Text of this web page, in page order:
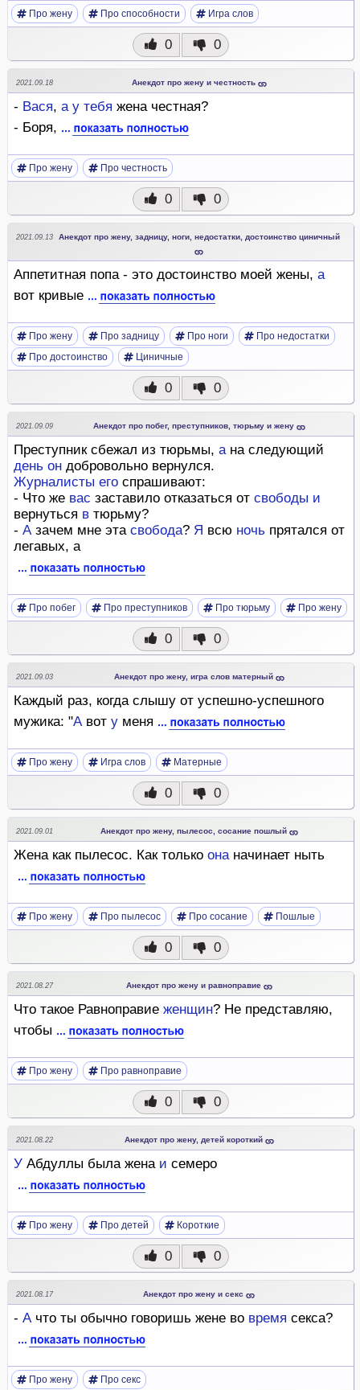
Про жену Про способности Игра слов
0 0
2021.09.18 Анекдот про жену и честность
- Вася, а у тебя жена честная?
- Боря,
Про жену Про честность
0 0
2021.09.13 Анекдот про жену, задницу, ноги, недостатки, достоинство циничный
Аппетитная попа - это достоинство моей жены, а
вот кривые
Про жену Про задницу Про ноги
Про недостатки
Про достоинство
Циничные
0 0
2021.09.09 Анекдот про побег, преступников, тюрьму и жену
Преступник сбежал из тюрьмы, ана следующий
день он добровольно вернулся.
Журналисты его спрашивают:
- Что же вас заставило отказаться от свободы и
вернуться в тюрьму?
- Азачем мне эта свобода? Я всю ночь прятался от
легавых, а
Про побег Про преступников Про тюрьму Про жену
0 0
2021.09.03 Анекдот про жену, игра слов матерный
Каждый раз, когда слышу от успешно-успешного
мужика: "Авот у меня
Про жену Игра слов Матерные
0 0
2021.09.01 Анекдот про жену, пылесос, сосание пошлый
Жена как пылесос. Как только онаначинает ныть
Про жену Про пылесос Про сосание Пошлые
0 0
2021.08.27 Анекдот про жену и равноправие
Что такое Равноправие женщин? Не представляю,
чтобы
Про жену Про равноправие
0 0
2021.08.22 Анекдот про жену, детей короткий
У Абдуллы была жена и семеро
Про жену Про детей Короткие
0 0
2021.08.17 Анекдот про жену и секс
- Ачто ты обычно говоришь жене во время секса?
Про жену Про секс